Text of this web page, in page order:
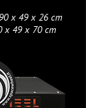
x 49 x 26 cm
x 49 x 70 cm